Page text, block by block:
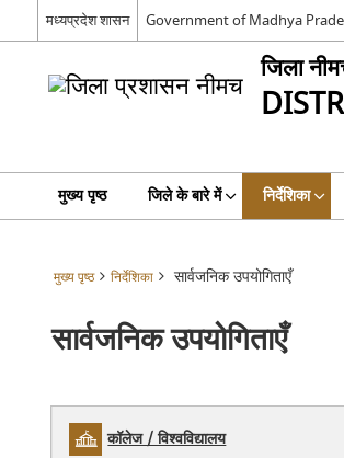
मध्यप्रदेश शासन Government of Madhya
जिला
मुख्य पृष्ठ जिले के बारे में निर्देशिका
मुख्य पृष्ठ निर्देशिका सार्वजनिक उपयोगिताएँ
सार्वजनिक उपयोगिताएँ
कॉलेज / विश्वविद्यालय